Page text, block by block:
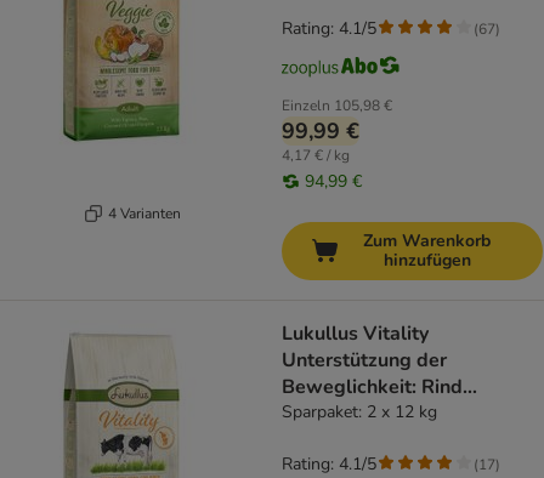
4 Varianten
Einzeln 105,98 €
99,99 €
4,17 € / kg
94,99 €
Rating: 4.1/5 (67)
Zum Warenkorb
hinzufügen
Lukullus Vitality
Unterstützung der
Beweglichkeit: Rind
(getreidefrei)
Sparpaket: 2 x 12 kg
Rating: 4.1/5 (17)